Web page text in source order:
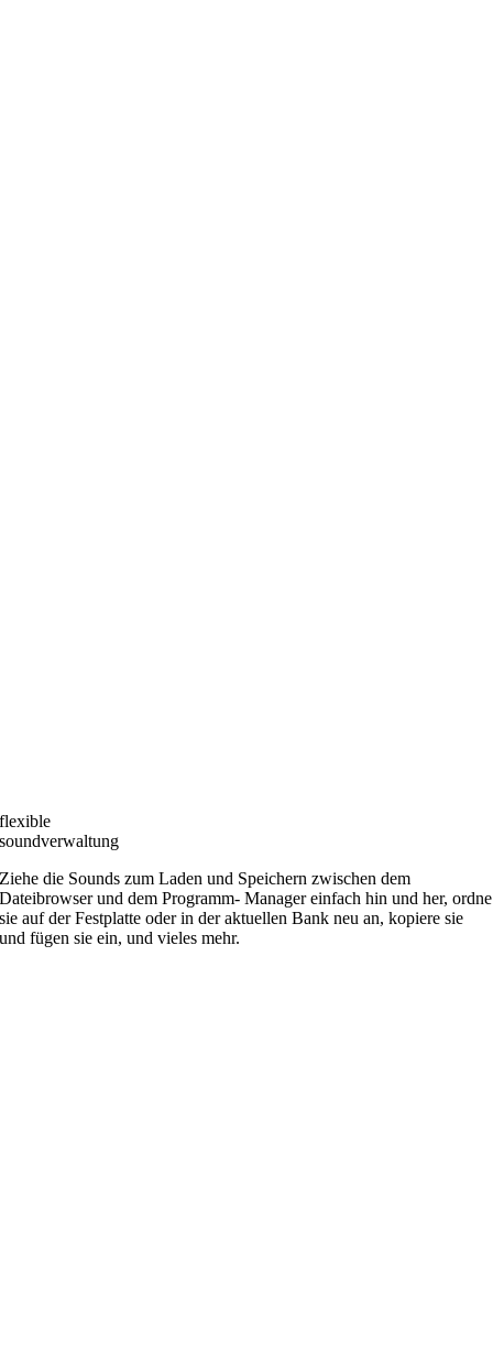
flexible
soundverwaltung
Ziehe die Sounds zum Laden und Speichern zwischen dem
Dateibrowser und dem Programm- Manager einfach hin und her, ordne
sie auf der Festplatte oder in der aktuellen Bank neu an, kopiere sie
und fügen sie ein, und vieles mehr.